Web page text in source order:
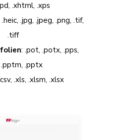
.xhtml, .xps
.jpg, .jpeg, .png, .tif,
.tiff
: .pot, .potx, .pps,
.pptx
.xls, .xlsm, .xlsx